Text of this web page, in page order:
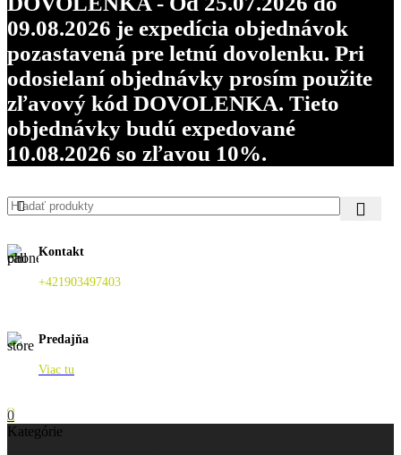
09.08.2026 je expedícia objednávok
pozastavená pre letnú dovolenku. Pri
odosielaní objednávky prosím použite
zľavový kód DOVOLENKA. Tieto
objednávky budú expedované
10.08.2026 so zľavou 10%.
Kontakt
+421903497403
Predajňa
Viac tu
0
Kategórie